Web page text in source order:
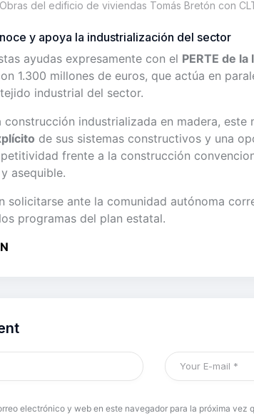
Obras del edificio de viviendas Tomás Bretón con
y apoya la industrialización del sector
ayudas expresamente con el PERTE de
1.300 millones de euros, que actúa en
industrial del sector.
construcción industrializada en madera, este
de sus sistemas constructivos y una
frente a la construcción
asequible.
solicitarse ante la comunidad autónoma
programas del plan estatal.
electrónico y web en este navegador para la próxima vez